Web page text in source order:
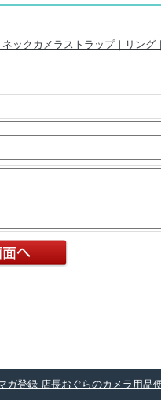
ックカメラストラップ｜リング
ガ登録 店長おぐらのカメラ用品